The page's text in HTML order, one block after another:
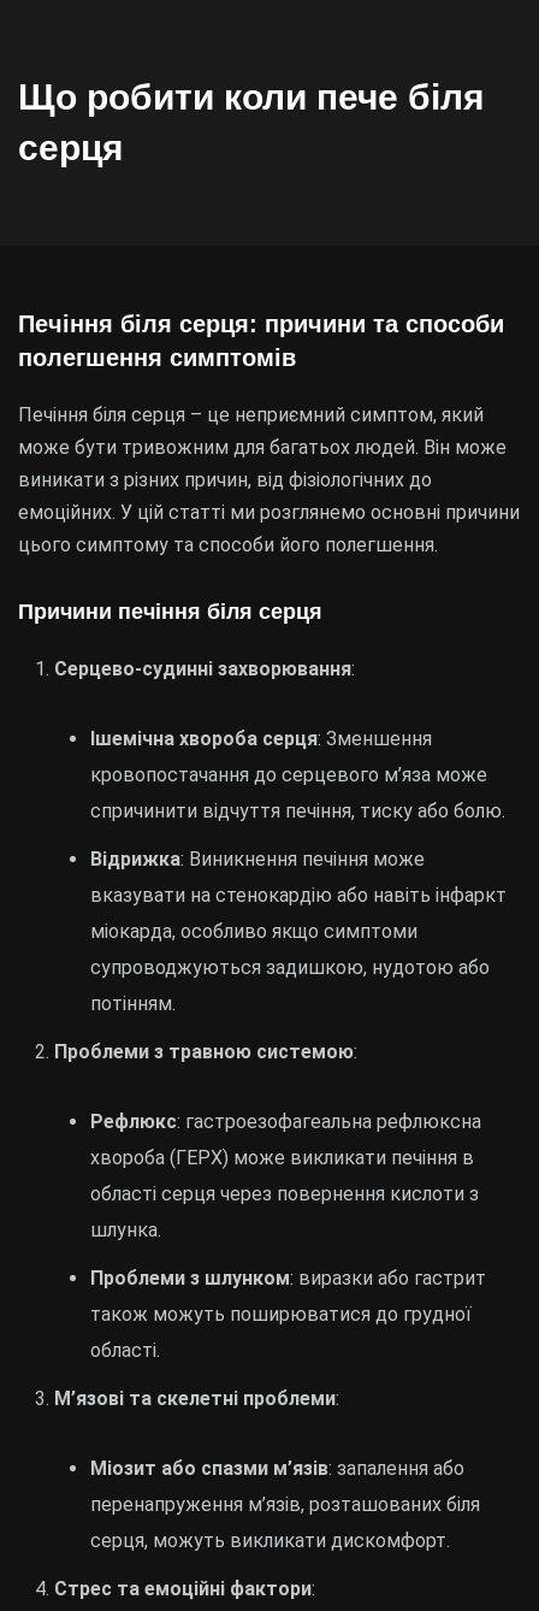
Що робити коли пече біля
серця
Печіння біля серця: причини та способи
полегшення симптомів
Печіння біля серця – це неприємний симптом, який
може бути тривожним для багатьох людей. Він може
виникати з різних причин, від фізіологічних до
емоційних. У цій статті ми розглянемо основні причини
цього симптому та способи його полегшення.
Причини печіння біля серця
Серцево-судинні захворювання:
Ішемічна хвороба серця: Зменшення
кровопостачання до серцевого м’яза може
спричинити відчуття печіння, тиску або болю.
Відрижка: Виникнення печіння може
вказувати на стенокардію або навіть інфаркт
міокарда, особливо якщо симптоми
супроводжуються задишкою, нудотою або
потінням.
Проблеми з травною системою:
Рефлюкс: гастроезофагеальна рефлюксна
хвороба (ГЕРХ) може викликати печіння в
області серця через повернення кислоти з
шлунка.
Проблеми з шлунком: виразки або гастрит
також можуть поширюватися до грудної
області.
М’язові та скелетні проблеми:
Міозит або спазми м’язів: запалення або
перенапруження м’язів, розташованих біля
серця, можуть викликати дискомфорт.
Стрес та емоційні фактори: